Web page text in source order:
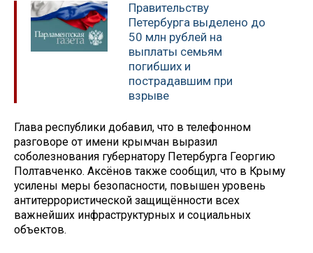
Правительству
Петербурга выделено до
50 млн рублей на
выплаты семьям
погибших и
пострадавшим при
взрыве
Глава республики добавил, что в телефонном
разговоре от имени крымчан выразил
соболезнования губернатору Петербурга Георгию
Полтавченко. Аксёнов также сообщил, что в Крыму
усилены меры безопасности, повышен уровень
антитеррористической защищённости всех
важнейших инфраструктурных и социальных
объектов.